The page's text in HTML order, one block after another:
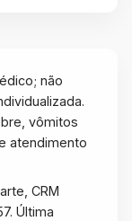
não
vômitos
atendimento
CRM
Última